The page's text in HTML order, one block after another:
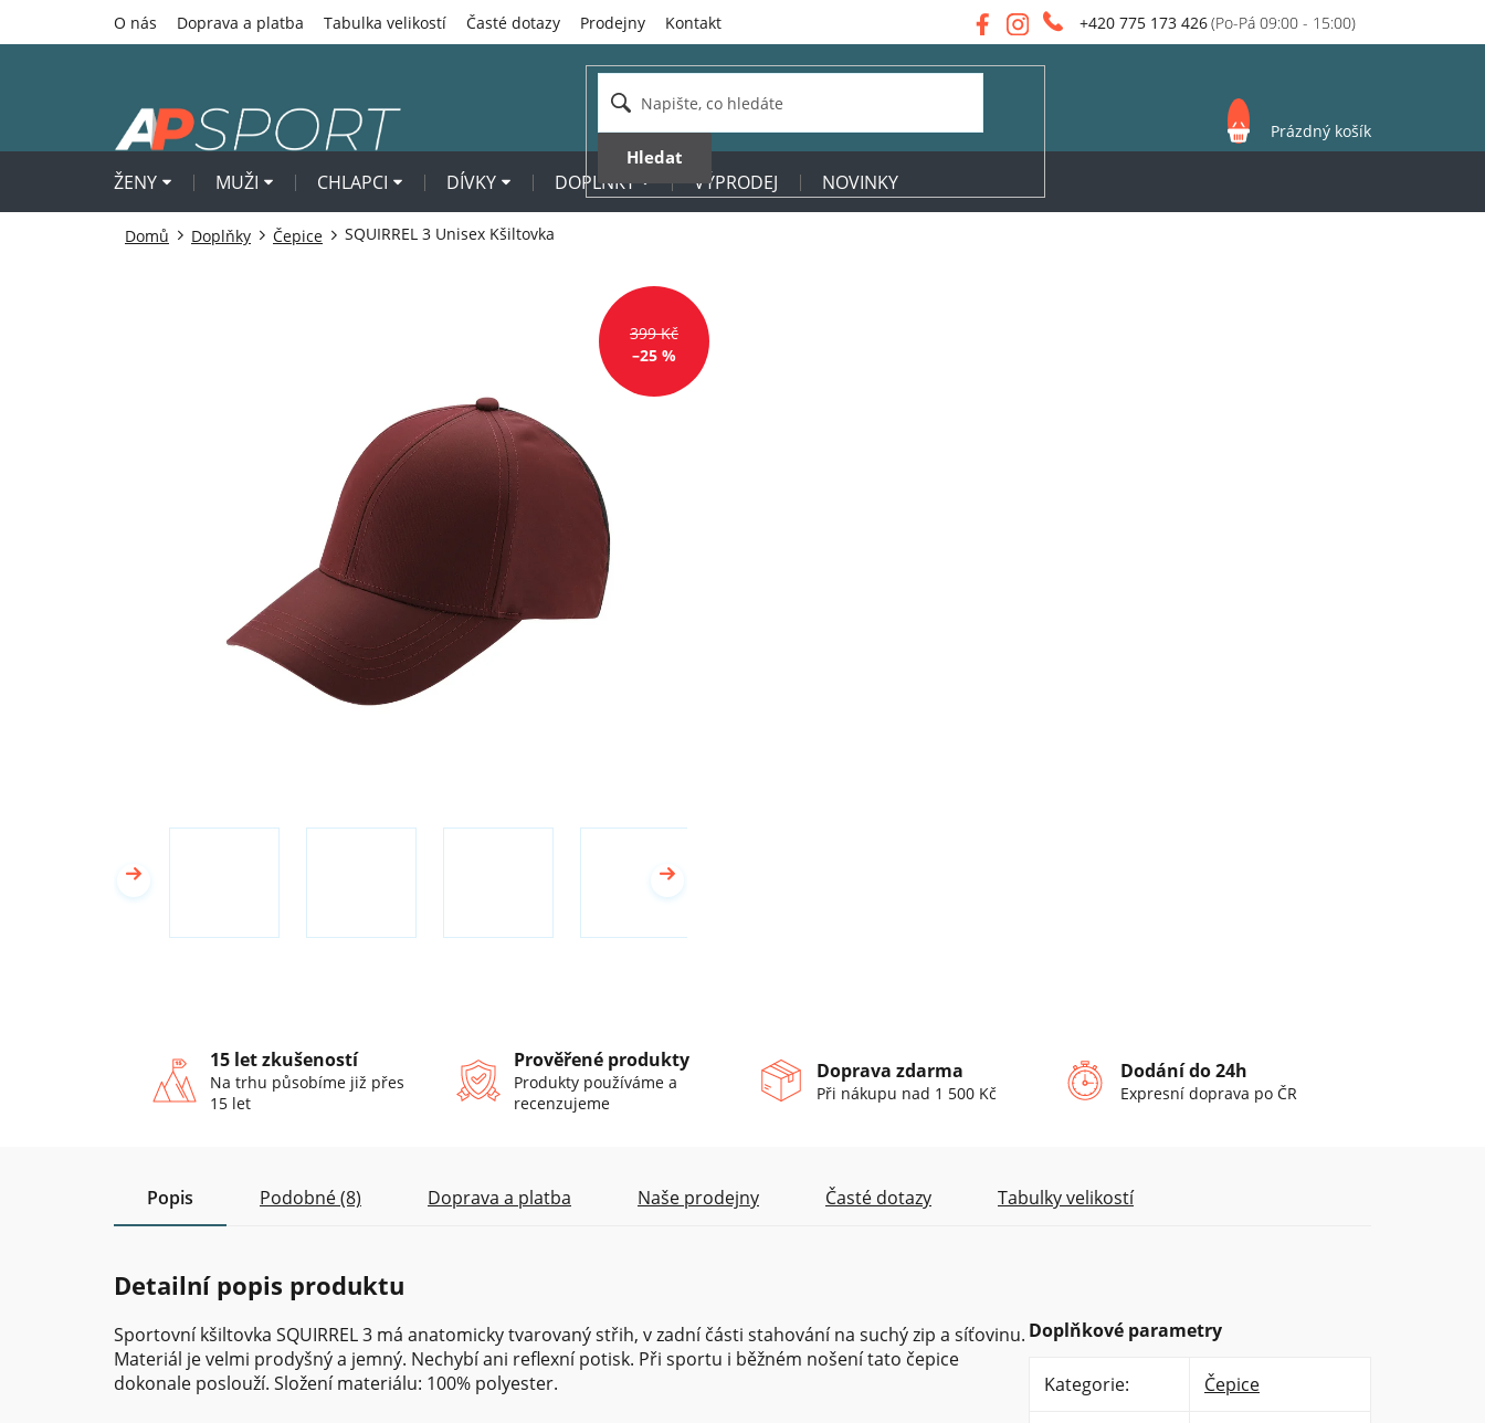
+420 775 173 426
O nás Doprava a platba Tabulka velikostí Časté dotazy Prodejny Kontakt
Hledat
NÁKUPNÍ
KOŠÍK
Prázdný košík
ŽENY MUŽI CHLAPCI DÍVKY DOPLŇKY VÝPRODEJ NOVINKY
Domů Doplňky Čepice SQUIRREL 3 Unisex Kšiltovka
399 Kč
–25 %
15 let zkušeností
Na trhu působíme již přes
15 let
Prověřené produkty
Produkty používáme a
recenzujeme
Doprava zdarma
Při nákupu nad 1 500 Kč
Dodání do 24h
Expresní doprava po ČR
Popis Podobné (8) Doprava a platba Naše prodejny Časté dotazy Tabulky velikostí
Detailní popis produktu
Sportovní kšiltovka SQUIRREL 3 má anatomicky tvarovaný střih, v zadní části stahování na suchý zip a síťovinu.
Materiál je velmi prodyšný a jemný. Nechybí ani reflexní potisk. Při sportu i běžném nošení tato čepice
dokonale poslouží. Složení materiálu: 100% polyester.
Doplňkové parametry
Kategorie: Čepice